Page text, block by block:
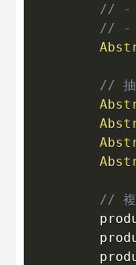
// -
// -
// 抽
// 複